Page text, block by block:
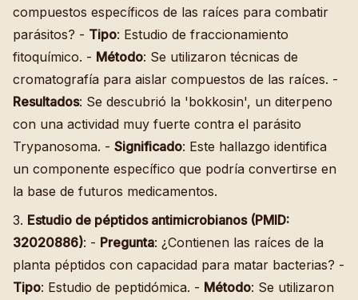
compuestos específicos de las raíces para combatir
parásitos? - Tipo: Estudio de fraccionamiento
fitoquímico. - Método: Se utilizaron técnicas de
cromatografía para aislar compuestos de las raíces. -
Resultados: Se descubrió la 'bokkosin', un diterpeno
con una actividad muy fuerte contra el parásito
Trypanosoma. - Significado: Este hallazgo identifica
un componente específico que podría convertirse en
la base de futuros medicamentos.
3. Estudio de péptidos antimicrobianos (PMID:
32020886): - Pregunta: ¿Contienen las raíces de la
planta péptidos con capacidad para matar bacterias? -
Tipo: Estudio de peptidómica. - Método: Se utilizaron